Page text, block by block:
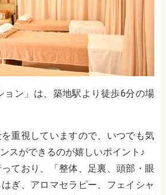
ョン」は、築地駅より徒歩6分の場
重視していますので、いつでも気
スができるのが嬉しいポイント♪
ており、「整体、足裏、頭部・眼
ぎ、アロマセラピー、フェイシャ